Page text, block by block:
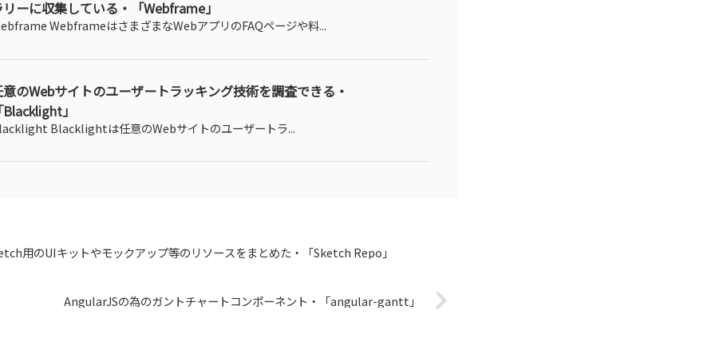
リーに収集している・「Webframe」
WebframeはさまざまなWebアプリのFAQページや料...
のWebサイトのユーザートラッキング技術を調査できる・
Blacklight」
Blacklightは任意のWebサイトのユーザートラ...
用のUIキットやモックアップ等のリソースをまとめた・「Sketch Repo」
AngularJSの為のガントチャートコンポーネント・「angular-gantt」